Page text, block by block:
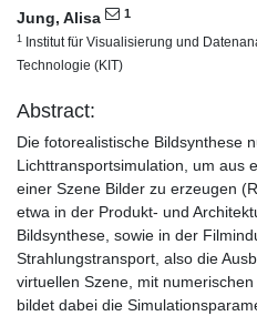
Jung, Alisa 1
1 Institut für Visualisierung und
Technologie (KIT)
Abstract:
Die fotorealistische Bildsynthese
Lichttransportsimulation, um aus
einer Szene Bilder zu erzeugen
etwa in der Produkt- und
Bildsynthese, sowie in der
Strahlungstransport, also die
virtuellen Szene, mit
bildet dabei die